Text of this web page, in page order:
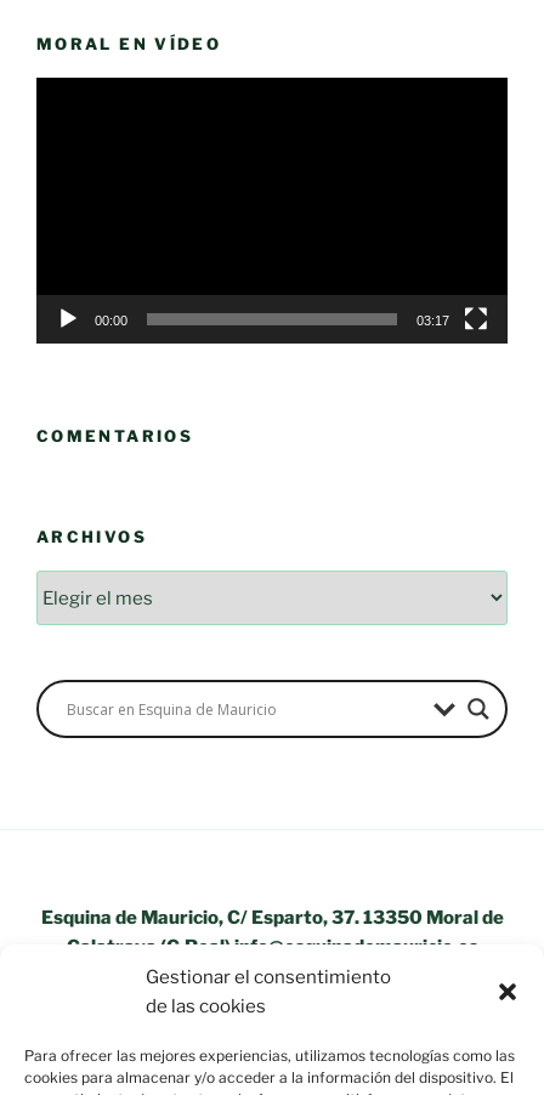
Gestionar el consentimiento
de las cookies
Para ofrecer las mejores experiencias, utilizamos tecnologías como las
cookies para almacenar y/o acceder a la información del dispositivo. El
MORAL EN VÍDEO
00:00 03:17
COMENTARIOS
ARCHIVOS
Esquina de Mauricio, C/ Esparto, 37. 13350 Moral de
Calatrava (C.Real) info@esquinademauricio.es
«Aviso Legal»